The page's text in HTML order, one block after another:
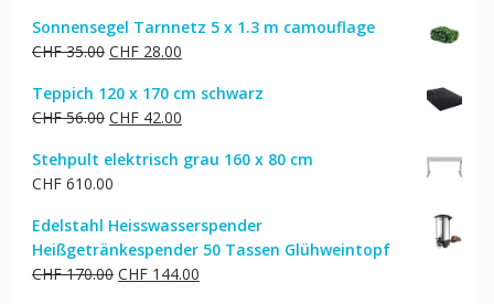
war:
CHF 1,124.00
ist:
Sonnensegel Tarnnetz 5 x 1.3 m camouflage
CHF35.00 Ursprünglicher
war:
CHF 35.00
CHF28.00Aktueller
ist:
CHF 28.00.
Teppich 120 x 170 cm schwarz
CHF56.00 Ursprünglicher
war:
CHF 56.00
CHF42.00Aktueller
ist:
Stehpult elektrisch grau 160 x 80 cm
CHF610.00
Edelstahl Heisswasserspender
Heißgetränkespender 50 Tassen Glühweintopf
CHF170.00 Ursprünglicher
CHF144.00Aktueller